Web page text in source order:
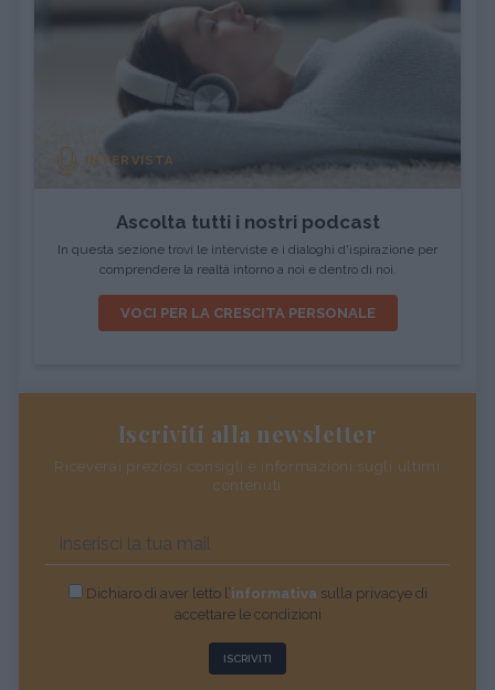
INTERVISTA
Ascolta tutti i nostri podcast
In questa sezione trovi le interviste e i dialoghi d'ispirazione per
comprendere la realtà intorno a noi e dentro di noi.
VOCI PER LA CRESCITA PERSONALE
Iscriviti alla newsletter
Riceverai preziosi consigli e informazioni sugli ultimi
contenuti
Dichiaro di aver letto l’informativa sulla privacye di
accettare le condizioni
ISCRIVITI